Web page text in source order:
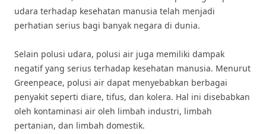
udara terhadap kesehatan manusia telah menjadi
perhatian serius bagi banyak negara di dunia.
Selain polusi udara, polusi air juga memiliki dampak
negatif yang serius terhadap kesehatan manusia. Menurut
Greenpeace, polusi air dapat menyebabkan berbagai
penyakit seperti diare, tifus, dan kolera. Hal ini disebabkan
oleh kontaminasi air oleh limbah industri, limbah
pertanian, dan limbah domestik.